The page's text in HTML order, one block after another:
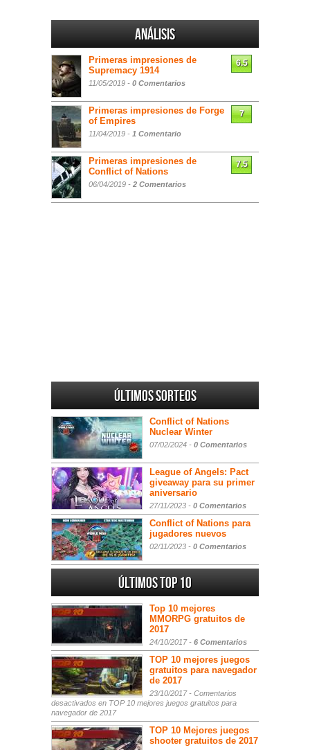
Análisis
Primeras impresiones de
Supremacy 1914
11/05/2019 - 0 Comentarios
6.5
Primeras impresiones de Forge
of Empires
11/04/2019 - 1 Comentario
7
Primeras impresiones de
Conflict of Nations
06/04/2019 - 2 Comentarios
7.5
Últimos sorteos
Conflict of Nations
Nuclear Winter
07/02/2024 - 0 Comentarios
League of Angels: Pact
giveaway para su primer
aniversario
27/11/2023 - 0 Comentarios
Conflict of Nations para
jugadores nuevos
02/11/2023 - 0 Comentarios
Últimos Top 10
Top 10 mejores
MMORPG gratuitos de
2017
24/10/2017 - 6 Comentarios
TOP 10 mejores juegos
gratuitos para navegador
de 2017
23/10/2017 - Comentarios
desactivados en TOP 10 mejores juegos gratuitos para
navegador de 2017
TOP 10 Mejores juegos
shooter gratuitos de 2017